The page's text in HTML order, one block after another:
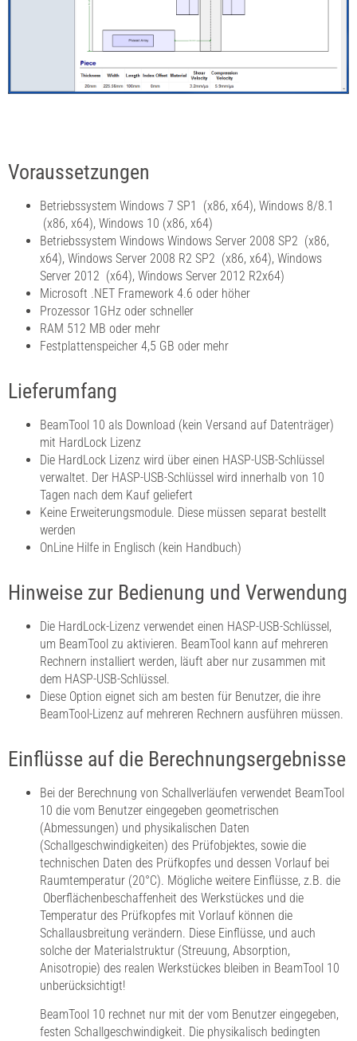
Voraussetzungen
Betriebssystem Windows 7 SP1 (x86, x64), Windows 8/8.1
(x86, x64), Windows 10 (x86, x64)
Betriebssystem Windows Windows Server 2008 SP2 (x86,
x64), Windows Server 2008 R2 SP2 (x86, x64), Windows
Server 2012 (x64), Windows Server 2012 R2x64)
Microsoft .NET Framework 4.6 oder höher
Prozessor 1GHz oder schneller
RAM 512 MB oder mehr
Festplattenspeicher 4,5 GB oder mehr
Lieferumfang
BeamTool 10 als Download (kein Versand auf Datenträger)
mit HardLock Lizenz
Die HardLock Lizenz wird über einen HASP-USB-Schlüssel
verwaltet. Der HASP-USB-Schlüssel wird innerhalb von 10
Tagen nach dem Kauf geliefert
Keine Erweiterungsmodule. Diese müssen separat bestellt
werden
OnLine Hilfe in Englisch (kein Handbuch)
Hinweise zur Bedienung und Verwendung
Die HardLock-Lizenz verwendet einen HASP-USB-Schlüssel,
um BeamTool zu aktivieren. BeamTool kann auf mehreren
Rechnern installiert werden, läuft aber nur zusammen mit
dem HASP-USB-Schlüssel.
Diese Option eignet sich am besten für Benutzer, die ihre
BeamTool-Lizenz auf mehreren Rechnern ausführen müssen.
Einflüsse auf die Berechnungsergebnisse
Bei der Berechnung von Schallverläufen verwendet BeamTool
10 die vom Benutzer eingegeben geometrischen
(Abmessungen) und physikalischen Daten
(Schallgeschwindigkeiten) des Prüfobjektes, sowie die
technischen Daten des Prüfkopfes und dessen Vorlauf bei
Raumtemperatur (20°C). Mögliche weitere Einflüsse, z.B. die
Oberflächenbeschaffenheit des Werkstückes und die
Temperatur des Prüfkopfes mit Vorlauf können die
Schallausbreitung verändern. Diese Einflüsse, und auch
solche der Materialstruktur (Streuung, Absorption,
Anisotropie) des realen Werkstückes bleiben in BeamTool 10
unberücksichtigt!
BeamTool 10 rechnet nur mit der vom Benutzer eingegeben,
festen Schallgeschwindigkeit. Die physikalisch bedingten